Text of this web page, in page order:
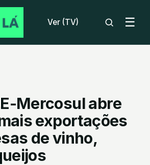
Ver (TV) ☰
Mercosul abre
exportações
de vinho,